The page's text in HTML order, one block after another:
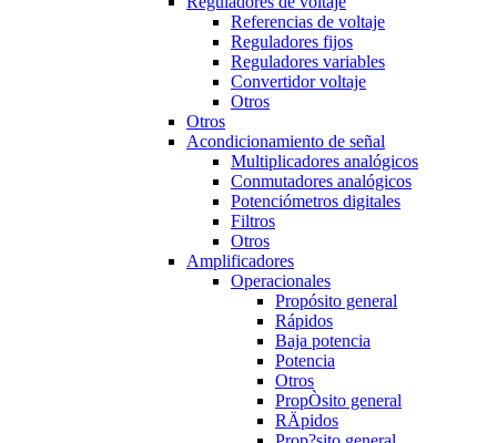
Referencias de voltaje
Reguladores fijos
Reguladores variables
Convertidor voltaje
Otros
Otros
Acondicionamiento de señal
Multiplicadores analógicos
Conmutadores analógicos
Potenciómetros digitales
Filtros
Otros
Amplificadores
Operacionales
Propósito general
Rápidos
Baja potencia
Potencia
Otros
PropÒsito general
RÄpidos